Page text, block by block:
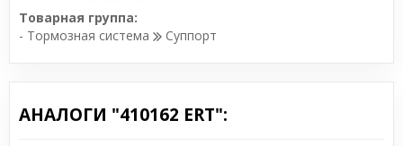
Товарная группа:
- Тормозная система
Суппорт
АНАЛОГИ "410162 ERT":